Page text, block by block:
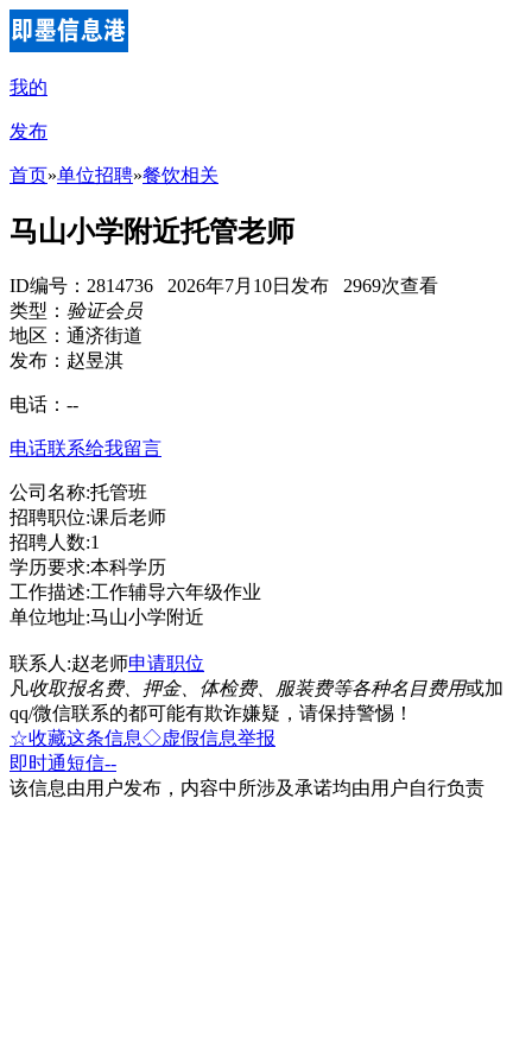
我的
发布
首页»单位招聘»餐饮相关
马山小学附近托管老师
ID编号：2814736 2026年7月10日发布 2969次查看
类型： 验证会员
地区：通济街道
发布：赵昱淇
电话： --
电话联系给我留言
公司名称:托管班
招聘职位:课后老师
招聘人数:1
学历要求:本科学历
工作描述:工作辅导六年级作业
单位地址:马山小学附近
联系人:赵老师申请职位
凡收取报名费、押金、体检费、服装费等各种名目费用或加
qq/微信联系的都可能有欺诈嫌疑，请保持警惕！
☆收藏这条信息◇虚假信息举报
即时通短信--
该信息由用户发布，内容中所涉及承诺均由用户自行负责